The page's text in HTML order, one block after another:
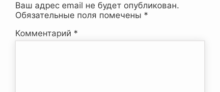
Ваш адрес email не будет опубликован.
Обязательные поля помечены *
Комментарий *